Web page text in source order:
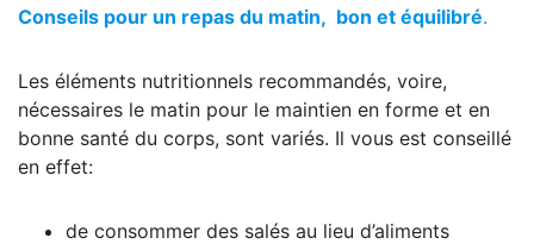
Conseils pour un repas du matin, bon et équilibré.
Les éléments nutritionnels recommandés, voire,
nécessaires le matin pour le maintien en forme et en
bonne santé du corps, sont variés. Il vous est conseillé
en effet:
de consommer des salés au lieu d’aliments